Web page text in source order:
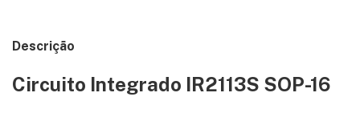
Descrição
Circuito Integrado IR2113S SOP-16